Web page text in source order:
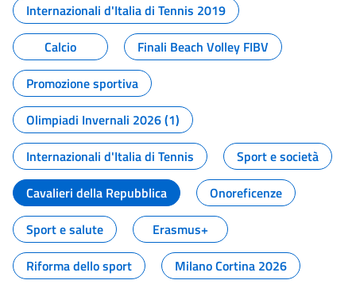
Internazionali d'Italia di Tennis 2019
Calcio
Finali Beach Volley FIBV
Promozione sportiva
Olimpiadi Invernali 2026 (1)
Internazionali d'Italia di Tennis
Sport e società
Cavalieri della Repubblica
Onoreficenze
Sport e salute
Erasmus+
Riforma dello sport
Milano Cortina 2026